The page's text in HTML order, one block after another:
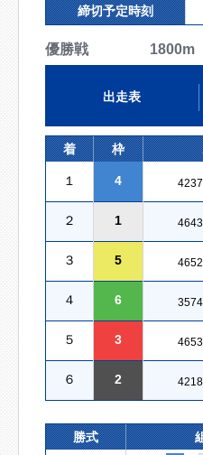
締切予定時刻
優勝戦 1800m
出走表
着 枠
１ 4 4237
２ 1 4643
３ 5 4652
４ 6 3574
５ 3 4653
６ 2 4218
勝式